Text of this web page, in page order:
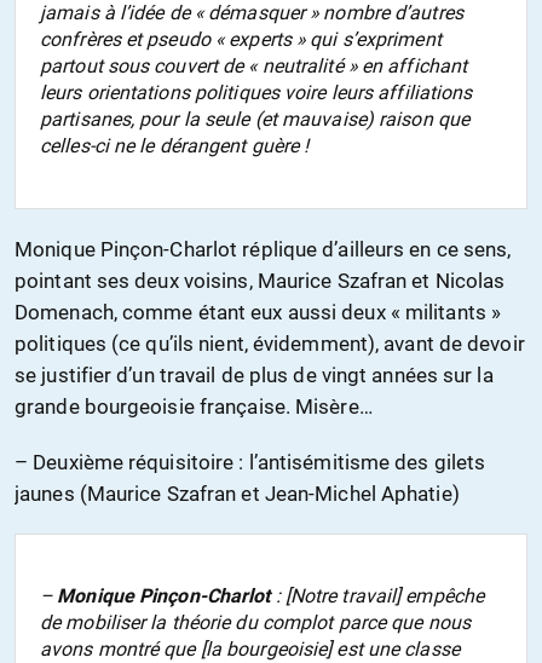
jamais à l’idée de « démasquer » nombre d’autres
confrères et pseudo « experts » qui s’expriment
partout sous couvert de « neutralité » en affichant
leurs orientations politiques voire leurs affiliations
partisanes, pour la seule (et mauvaise) raison que
celles-ci ne le dérangent guère !
Monique Pinçon-Charlot réplique d’ailleurs en ce sens,
pointant ses deux voisins, Maurice Szafran et Nicolas
Domenach, comme étant eux aussi deux « militants »
politiques (ce qu’ils nient, évidemment), avant de devoir
se justifier d’un travail de plus de vingt années sur la
grande bourgeoisie française. Misère…
– Deuxième réquisitoire : l’antisémitisme des gilets
jaunes (Maurice Szafran et Jean-Michel Aphatie)
– Monique Pinçon-Charlot: [Notre travail] empêche
de mobiliser la théorie du complot parce que nous
avons montré que [la bourgeoisie] est une classe